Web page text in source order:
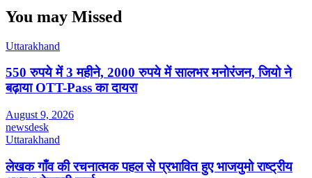
You may Missed
Uttarakhand
550 रुपये में 3 महीने, 2000 रुपये में सालभर मनोरंजन, जियो ने
बढ़ाया OTT-Pass का दायरा
August 9, 2026
newsdesk
Uttarakhand
लेखक गाँव की रचनात्मक पहल से प्रभावित हुए भाजयुमो राष्ट्रीय